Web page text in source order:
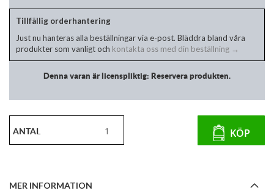
Tillfällig orderhantering
Just nu hanteras alla beställningar via e-post. Bläddra bland våra
produkter som vanligt och kontakta oss med din beställning →
Denna varan är licenspliktig: Reservera produkten.
ANTAL KÖP
MER INFORMATION